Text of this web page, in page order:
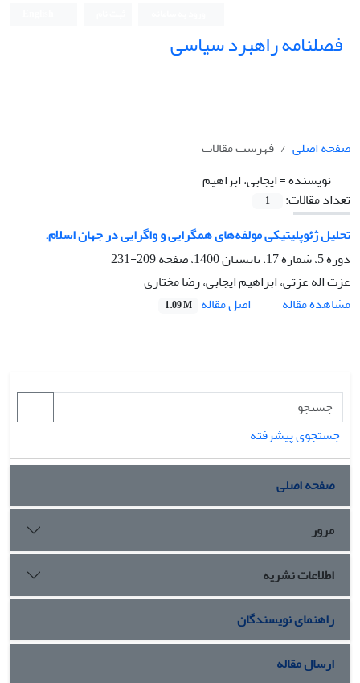
فصلنامه راهبرد سیاسی
صفحه اصلی
فهرست مقالات
نویسنده =ایجابی، ابراهیم
تعداد مقالات:
1
تحلیل ژئوپلیتیکی مولفه‌های همگرایی و واگرایی در جهان اسلام.
دوره 5، شماره 17، تابستان 1400، صفحه
209-231
عزت اله عزتی، ابراهیم ایجابی، رضا مختاری
مشاهده مقاله
اصل مقاله 1.09 M
جستجوی پیشرفته
صفحه اصلی
مرور
اطلاعات نشریه
راهنمای نویسندگان
ارسال مقاله